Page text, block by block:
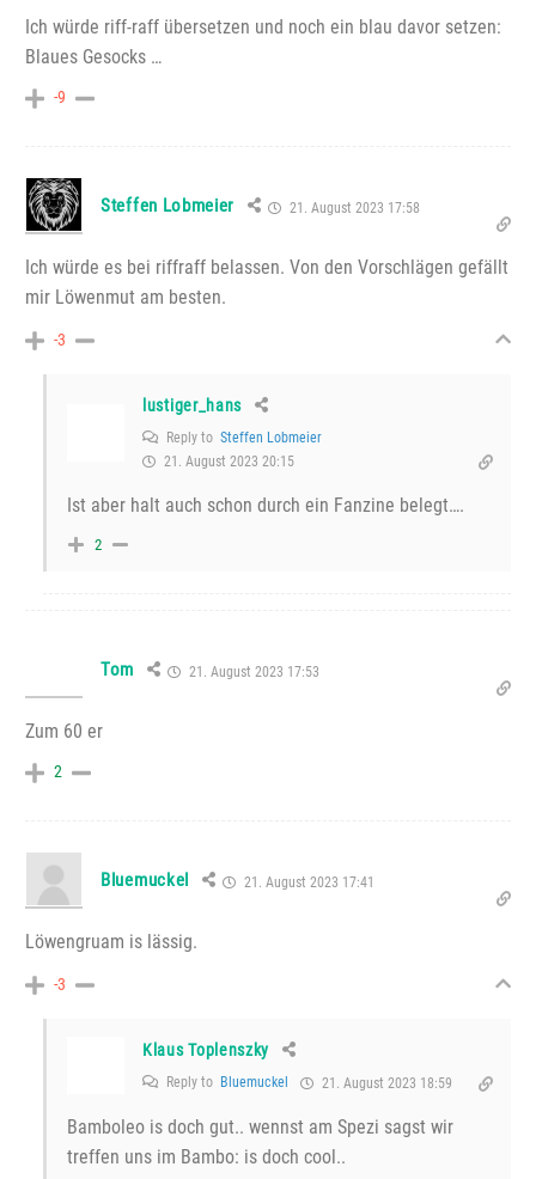
Ich würde riff-raff übersetzen und noch ein blau davor setzen:
Blaues Gesocks …
-9
Steffen Lobmeier 21. August 2023 17:58
Ich würde es bei riffraff belassen. Von den Vorschlägen gefällt
mir Löwenmut am besten.
-3
lustiger_hans
Reply to Steffen Lobmeier
21. August 2023 20:15
Ist aber halt auch schon durch ein Fanzine belegt….
2
Tom 21. August 2023 17:53
Zum 60 er
2
Bluemuckel 21. August 2023 17:41
Löwengruam is lässig.
-3
Klaus Toplenszky
Reply to Bluemuckel 21. August 2023 18:59
Bamboleo is doch gut.. wennst am Spezi sagst wir
treffen uns im Bambo: is doch cool..